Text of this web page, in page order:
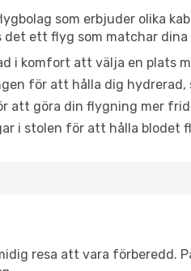
som erbjuder olika
ett flyg som matchar dina
i komfort att välja en plats
för att hålla dig hydrerad,
att göra din flygning mer
i stolen för att hålla blodet
resa att vara förberedd.